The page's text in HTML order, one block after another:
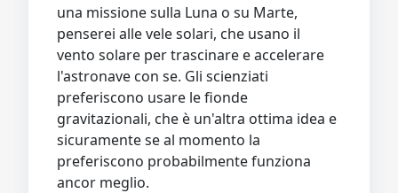
una missione sulla Luna o su Marte,
penserei alle vele solari, che usano il
vento solare per trascinare e accelerare
l'astronave con se. Gli scienziati
preferiscono usare le fionde
gravitazionali, che è un'altra ottima idea e
sicuramente se al momento la
preferiscono probabilmente funziona
ancor meglio.